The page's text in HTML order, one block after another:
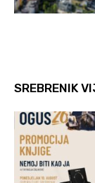
SREBRENIK